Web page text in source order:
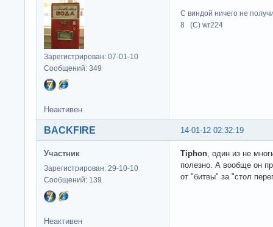
Зарегистрирован: 07-01-10
Сообщений: 349
С виндой ничего не
8 (C) wr224
Неактивен
14-01-12 02:32:19
BACKFIRE
Участник
Зарегистрирован: 29-10-10
Сообщений: 139
Tiphon , один из не
полезно. А вообще он
от "битвы" за "стол
Неактивен